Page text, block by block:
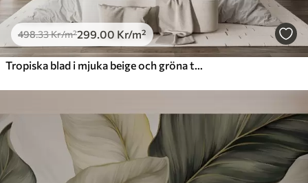
498.33Kr/m²299 .00 Kr/m²